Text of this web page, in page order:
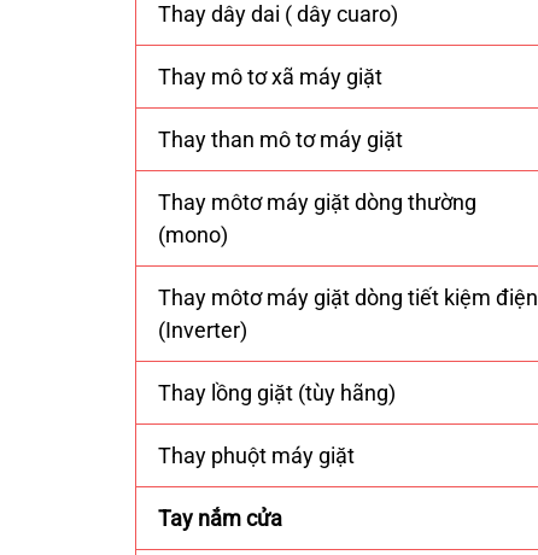
Thay dây dai ( dây cuaro)
Thay mô tơ xã máy giặt
Thay than mô tơ máy giặt
Thay môtơ máy giặt dòng thường
(mono)
Thay môtơ máy giặt dòng tiết kiệm điện
(Inverter)
Thay lồng giặt (tùy hãng)
Thay phuột máy giặt
Tay nắm cửa